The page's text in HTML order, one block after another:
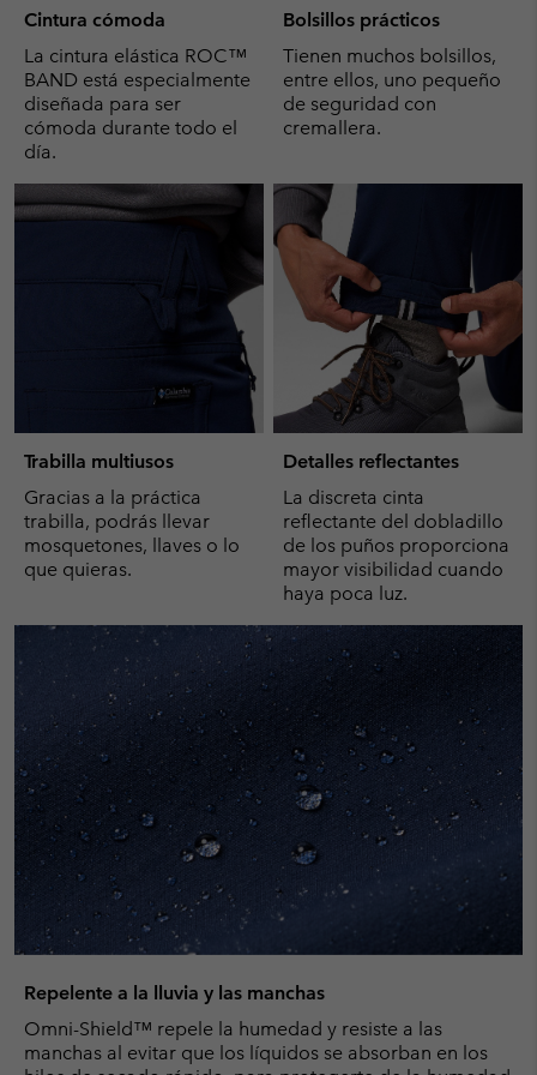
Cintura cómoda
La cintura elástica ROC™
BAND está especialmente
diseñada para ser
cómoda durante todo el
día.
Bolsillos prácticos
Tienen muchos bolsillos,
entre ellos, uno pequeño
de seguridad con
cremallera.
Trabilla multiusos
Gracias a la práctica
trabilla, podrás llevar
mosquetones, llaves o lo
que quieras.
Detalles reflectantes
La discreta cinta
reflectante del dobladillo
de los puños proporciona
mayor visibilidad cuando
haya poca luz.
Repelente a la lluvia y las manchas
Omni-Shield™ repele la humedad y resiste a las
manchas al evitar que los líquidos se absorban en los